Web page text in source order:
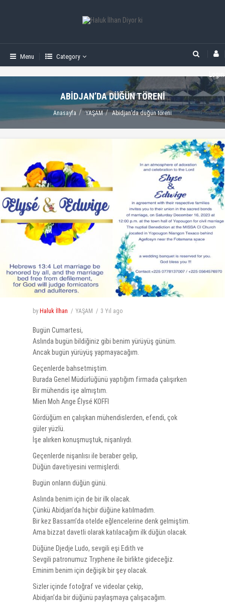
Menu Category
ABIDJAN’DA DÜĞÜN TÖRENI
Anasayfa YAŞAM Abidjan’da düğün töreni
by Haluk İlhan YAŞAM 3 Yıl ago
Bugün Cumartesi,
Aslında bugün bildiğiniz gibi benim yürüyüş günüm.
Ancak bugün yürüyüş yapmayacağım.
Geçenlerde bahsetmiştim.
Burada Genel Müdürlüğünü yaptığım firmada çalışırken
Bir mühendis işe almıştım.
Mien Moh Ange Élysé KOFFI
Gördüğüm en çalışkan mühendislerden, efendi, çok
güler yüzlü.
İşe alırken konuşmuştuk, nişanlıydı.
Geçenlerde nişanlısı ile beraber gelip,
Düğün davetiyesini vermişlerdi.
Bugün onların düğün günü.
Aslında benim için de bir ilk olacak.
Çünkü Abidjan’da hiçbir düğüne katılmadım.
Bir kez Bassam’da otelde eğlencelerine denk gelmiştim.
Ama bizzat davetli olarak katılacağım ilk düğün olacak.
Düğüne Djedje Ludo, sevgili eşi Edith ve
Sevgili patronumuz Tryphene ile birlikte gideceğiz.
Eminim benim için değişik bir şey olacak.
Sizler içinde fotoğraf ve videolar çekip,
Abidjan’da bir düğünü paylaşmaya çalışacağım.